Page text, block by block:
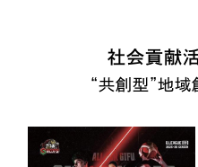
社会貢献
“共創型”地域